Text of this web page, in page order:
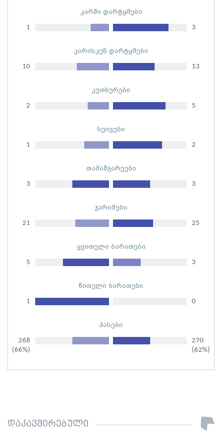
კარში დარტყმები
1 3
კარისკენ დარტყმები
10 13
კუთხურები
2 5
სეივები
1 2
თამაშგარეები
3 3
ჯარიმები
21 25
ყვითელი ბარათები
5 3
წითელი ბარათები
1 0
პასები
268
(66%)
270
(62%)
დაკავშირებული